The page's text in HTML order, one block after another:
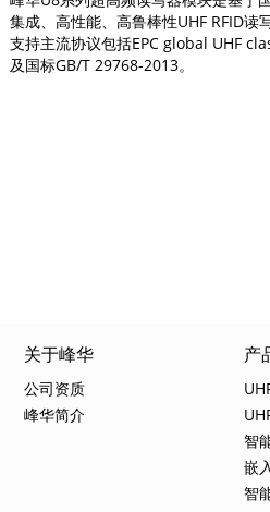
集成、高性能、高鲁棒性UHF RFID读
支持主流协议包括EPC global UHF
及国标GB/T 29768-2013。
关于峰华
公司资质
峰华简介
产
智
嵌
智